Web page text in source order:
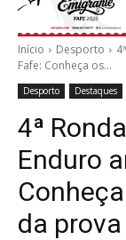
Início Desporto
Fafe: Conheça os...
Desporto Destaques
4ª
Enduro
da prova